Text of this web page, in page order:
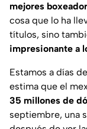
mejores
cosa que lo ha
títulos, sino
impresionante a
Estamos a días
estima que el
35 millones de
septiembre, una